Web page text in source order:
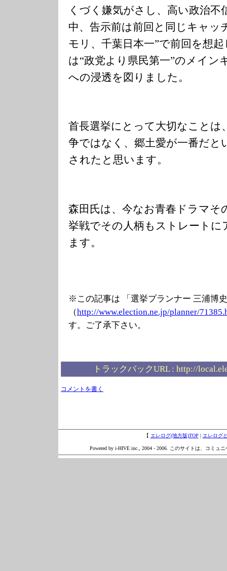
くづく嫌気がさし、高い政治不
中、告示前は前回と同じキャッ
モリ、千葉日本一”で前回を想
は“政党より県民第一”のメイン
への浸透を図りました。
首長選挙にとって大切なことは
争ではなく、郷土愛が一番だと
されたと思います。
森田氏は、今なお青春ドラマそ
挙戦でその人柄もストレート
ます。
※この記事は 「選挙プランナー 三浦博
（http://www.election.ne.jp/planner/
す。ご了承下さい。
トラックバックURL : http://
コメントを書く
【 エレログ(地方版)TOP | エレログ
Powered by i-HIVE inc., 2004 - 2006. このサイトは、コミュ